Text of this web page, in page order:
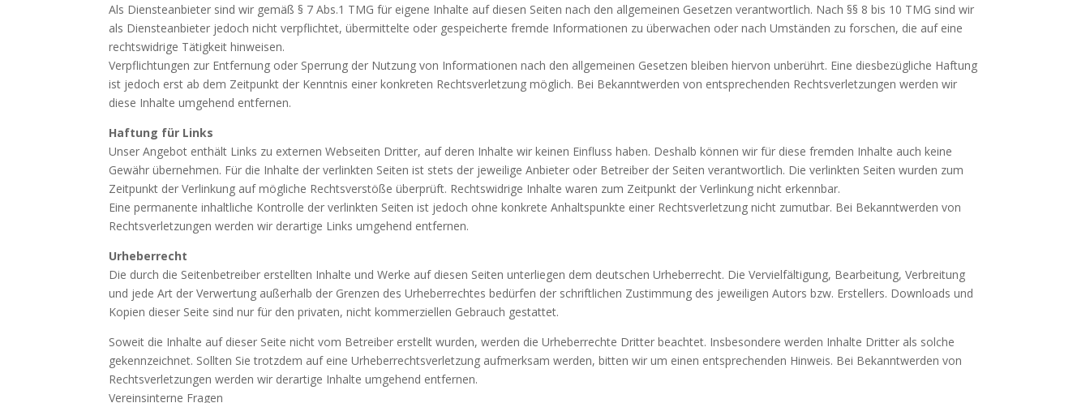
Als Diensteanbieter sind wir gemäß § 7 Abs.1 TMG für eigene Inhalte auf diesen Seiten nach den allgemeinen Gesetzen verantwortlich. Nach §§ 8 bis 10 TMG sind wir
als Diensteanbieter jedoch nicht verpflichtet, übermittelte oder gespeicherte fremde Informationen zu überwachen oder nach Umständen zu forschen, die auf eine
rechtswidrige Tätigkeit hinweisen.
Verpflichtungen zur Entfernung oder Sperrung der Nutzung von Informationen nach den allgemeinen Gesetzen bleiben hiervon unberührt. Eine diesbezügliche Haftung
ist jedoch erst ab dem Zeitpunkt der Kenntnis einer konkreten Rechtsverletzung möglich. Bei Bekanntwerden von entsprechenden Rechtsverletzungen werden wir
diese Inhalte umgehend entfernen.
Haftung für Links
Unser Angebot enthält Links zu externen Webseiten Dritter, auf deren Inhalte wir keinen Einfluss haben. Deshalb können wir für diese fremden Inhalte auch keine
Gewähr übernehmen. Für die Inhalte der verlinkten Seiten ist stets der jeweilige Anbieter oder Betreiber der Seiten verantwortlich. Die verlinkten Seiten wurden zum
Zeitpunkt der Verlinkung auf mögliche Rechtsverstöße überprüft. Rechtswidrige Inhalte waren zum Zeitpunkt der Verlinkung nicht erkennbar.
Eine permanente inhaltliche Kontrolle der verlinkten Seiten ist jedoch ohne konkrete Anhaltspunkte einer Rechtsverletzung nicht zumutbar. Bei Bekanntwerden von
Rechtsverletzungen werden wir derartige Links umgehend entfernen.
Urheberrecht
Die durch die Seitenbetreiber erstellten Inhalte und Werke auf diesen Seiten unterliegen dem deutschen Urheberrecht. Die Vervielfältigung, Bearbeitung, Verbreitung
und jede Art der Verwertung außerhalb der Grenzen des Urheberrechtes bedürfen der schriftlichen Zustimmung des jeweiligen Autors bzw. Erstellers. Downloads und
Kopien dieser Seite sind nur für den privaten, nicht kommerziellen Gebrauch gestattet.
Soweit die Inhalte auf dieser Seite nicht vom Betreiber erstellt wurden, werden die Urheberrechte Dritter beachtet. Insbesondere werden Inhalte Dritter als solche
gekennzeichnet. Sollten Sie trotzdem auf eine Urheberrechtsverletzung aufmerksam werden, bitten wir um einen entsprechenden Hinweis. Bei Bekanntwerden von
Rechtsverletzungen werden wir derartige Inhalte umgehend entfernen.
Vereinsinterne Fragen